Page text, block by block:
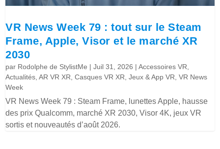
VR News Week 79 : tout sur le Steam
Frame, Apple, Visor et le marché XR
2030
par Rodolphe de StylistMe |Juil 31, 2026 |Accessoires VR,
Actualités,AR VR XR,Casques VR XR,Jeux & App VR,VR News
Week
VR News Week 79 : Steam Frame, lunettes Apple, hausse
des prix Qualcomm, marché XR 2030, Visor 4K, jeux VR
sortis et nouveautés d’août 2026.